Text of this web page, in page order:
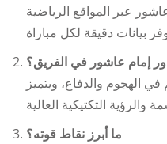
عبر المواقع الرياضية
إمام عاشور في الفريق؟
والدفاع، ويتميز
ما أبرز نقاط قوته؟